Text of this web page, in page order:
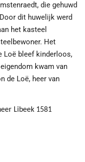
die gehuwd
dit huwelijk werd
het kasteel
Het
Loë bleef kinderloos,
kwam van
de Loë, heer van
Libeek 1581